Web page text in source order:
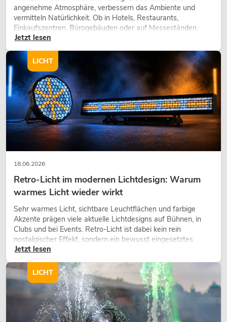
OMNITRONIC BD-1390 USB-
Plattenspieler sw
No. 10603041Artikel nicht mehr verfügbar
OMNITRONIC BD-1380 USB-
Plattenspieler sil
199,00€
angenehme Atmosphäre, verbessern das Ambiente und
vermitteln Natürlichkeit. Ob in Hotels, Restaurants,
Einkaufszentren, Bürogebäuden oder auf Messeständen:
eine hochwertige Begrünung gehört heute längst zum
Jetzt lesen
18.06.2026
Retro-Licht im modernen Lichtdesign: Warum
warmes Licht wieder wirkt
Sehr warmes Licht, sichtbare Leuchtflächen und farbige
Akzente prägen viele aktuelle Lichtdesigns auf Bühnen, in
Clubs und bei Events. Retro-Licht ist dabei kein rein
nostalgischer Effekt, sondern ein bewusst eingesetztes
Gestaltungsmittel: Es schafft Atmosphäre, gibt Szenen
wirken lassen.
Jetzt lesen
LICHT
LICHT